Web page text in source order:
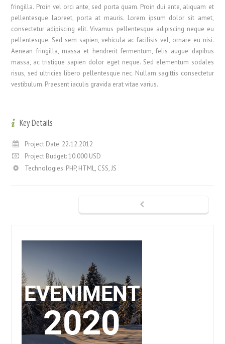
fringilla. Proin vel orci ante, sed porta quam. Proin dui ante, aliquam et
pellentesque laoreet, porta at mauris. Lorem ipsum dolor sit amet,
consectetur adipiscing elit. Vivamus pellentesque adipiscing neque eu
pellentesque. Sed sem sapien, vehicula ac facilisis vel, ornare eu nisi.
Aenean fringilla, massa et hendrerit fermentum, felis augue dapibus
massa, ac tristique sapien dolor eget neque. Sed elementum sodales
risus, sed ultricies libero pellentesque nec. Nullam sagittis consectetur
vestibulum. Praesent iaculis gravida erat vitae varius.
Key Details
Project Date: 22.12.2012
Project Budget: 10.000 USD
Technologies: PHP, HTML, CSS, JS